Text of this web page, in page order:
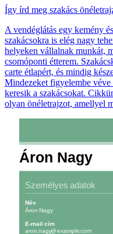
Így írd meg szakács
A vendéglátás egy kemény
szakácsokra is elég nagy
helyeken vállalnak munkát,
csomóponti étterem.
carte étlapért, és mindig
Mindezeket figyelembe
keresik a szakácsokat.
olyan önéletrajzot, amellyel